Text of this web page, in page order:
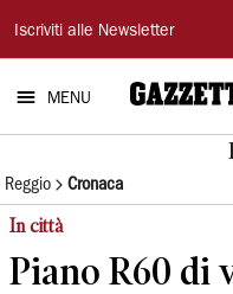
Gazzetta
di
Reggio
Iscriviti alle Newsletter
MENU
Reggio Cronaca
In città
Piano R60 di